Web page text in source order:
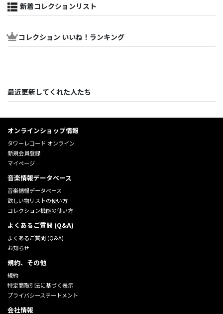
新着コレクションリスト
コレクション いいね！ランキング
最近更新してくれた人たち
オンラインショップ情報
タワーレコード オンライン
新規会員登録
マイページ
音楽情報データベース
音楽情報データベース
欲しい物リストの使い方
コレクション機能の使い方
よくあるご質問 (Q&A)
よくあるご質問 (Q&A)
お知らせ
規約、その他
規約
特定商取引法に基づく表示
プライバシーステートメント
会社情報